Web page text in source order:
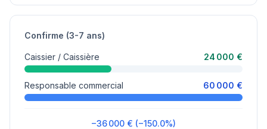
Confirme (3-7 ans)
Caissier / Caissière 24 000 €
Responsable commercial 60 000 €
−36 000 € (−150.0%)